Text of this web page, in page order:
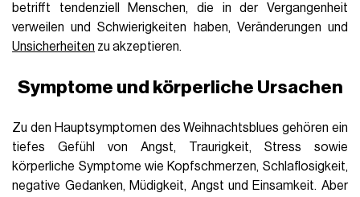
betrifft tendenziell Menschen, die in der Vergangenheit
verweilen und Schwierigkeiten haben, Veränderungen und
Unsicherheiten zu akzeptieren.
Symptome und körperliche Ursachen
Zu den Hauptsymptomen des Weihnachtsblues gehören ein
tiefes Gefühl von Angst, Traurigkeit, Stress sowie
körperliche Symptome wie Kopfschmerzen, Schlaflosigkeit,
negative Gedanken, Müdigkeit, Angst und Einsamkeit. Aber